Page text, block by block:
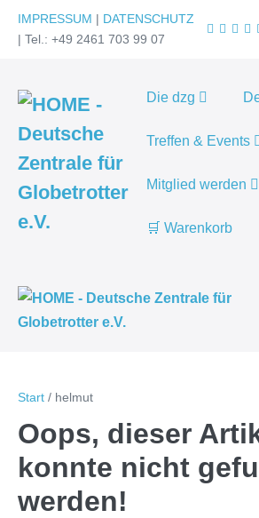
Zum
Inhalt
IMPRESSUM | DATENSCHUTZ
| Tel.: +49 2461 703 99 07
Die dzg
Treffen & Events
Mitglied werden
🛒 Warenkorb
Start / helmut
Oops, dieser
konnte nicht
werden!